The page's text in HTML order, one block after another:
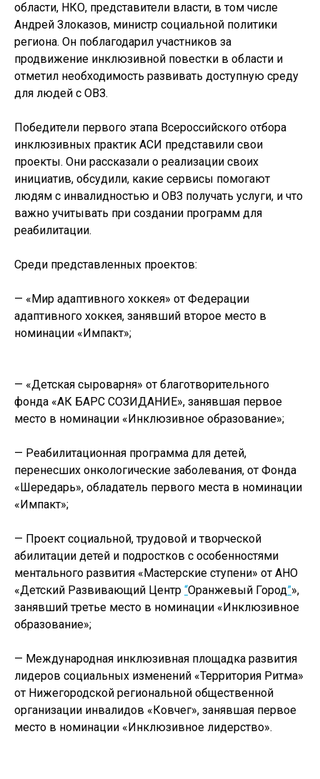
области, НКО, представители власти, в том числе
Андрей Злоказов, министр социальной политики
региона. Он поблагодарил участников за
продвижение инклюзивной повестки в области и
отметил необходимость развивать доступную среду
для людей с ОВЗ.
Победители первого этапа Всероссийского отбора
инклюзивных практик АСИ представили свои
проекты. Они рассказали о реализации своих
инициатив, обсудили, какие сервисы помогают
людям с инвалидностью и ОВЗ получать услуги, и что
важно учитывать при создании программ для
реабилитации.
Среди представленных проектов:
— «Мир адаптивного хоккея» от Федерации
адаптивного хоккея, занявший второе место в
номинации «Импакт»;
— «Детская сыроварня» от благотворительного
фонда «АК БАРС СОЗИДАНИЕ», занявшая первое
место в номинации «Инклюзивное образование»;
— Реабилитационная программа для детей,
перенесших онкологические заболевания, от Фонда
«Шередарь», обладатель первого места в номинации
«Импакт»;
— Проект социальной, трудовой и творческой
абилитации детей и подростков с особенностями
ментального развития «Мастерские ступени» от АНО
«Детский Развивающий Центр “Оранжевый Город”»,
занявший третье место в номинации «Инклюзивное
образование»;
— Международная инклюзивная площадка развития
лидеров социальных изменений «Территория Ритма»
от Нижегородской региональной общественной
организации инвалидов «Ковчег», занявшая первое
место в номинации «Инклюзивное лидерство».